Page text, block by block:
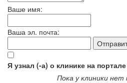
Ваше имя:
Ваша эл. почта:
Я узнал (-а) о клинике на
Пока у клиники